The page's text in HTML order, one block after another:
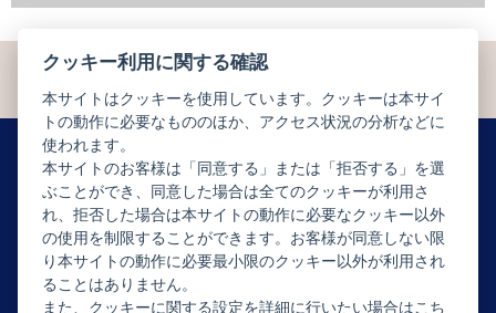
ニュースレター配信登録はこちら
クッキー利用に関する確認
本サイトはクッキーを使用しています。クッキーは本サイ
トの動作に必要なもののほか、アクセス状況の分析などに
使われます。
本サイトのお客様は「同意する」または「拒否する」を選
ぶことができ、同意した場合は全てのクッキーが利用さ
れ、拒否した場合は本サイトの動作に必要なクッキー以外
の使用を制限することができます。お客様が同意しない限
り本サイトの動作に必要最小限のクッキー以外が利用され
ることはありません。
また、クッキーに関する設定を詳細に行いたい場合はこち